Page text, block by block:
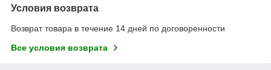
Условия возврата
Возврат товара в течение 14 дней по договоренности
Все условия возврата